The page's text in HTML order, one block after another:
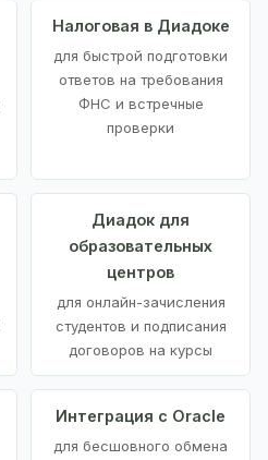
Налоговая в Диадоке
для быстрой подготовки
ответов на требования
ФНС и встречные
проверки
Диадок для
образовательных
центров
для онлайн-зачисления
студентов и подписания
договоров на курсы
Интеграция с Oracle
для бесшовного обмена